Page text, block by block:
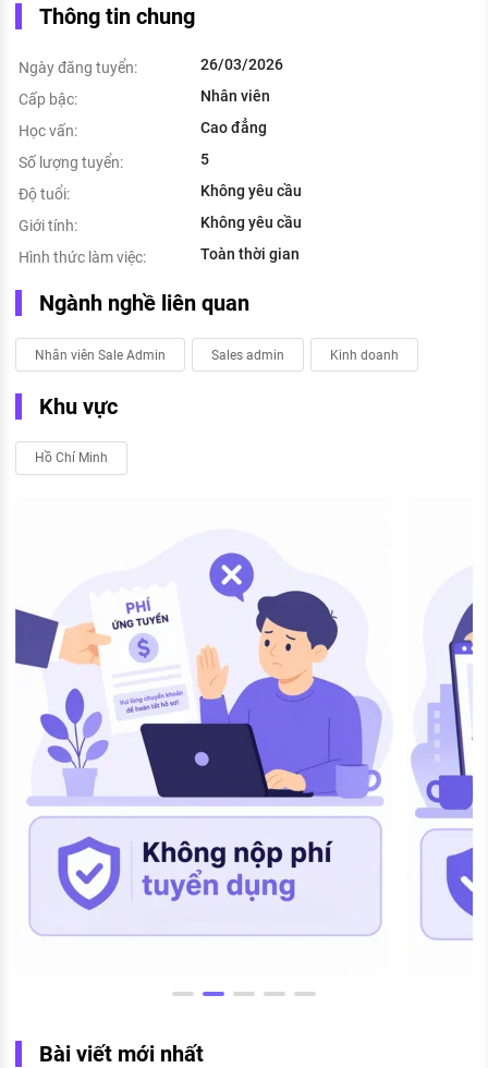
Thông tin chung
Ngày đăng tuyển:
26/03/2026
Cấp bậc:
Nhân viên
Học vấn:
Cao đẳng
Số lượng tuyển:
5
Độ tuổi:
Không yêu cầu
Giới tính:
Không yêu cầu
Hình thức làm việc:
Toàn thời gian
Ngành nghề liên quan
Nhân viên Sale Admin Sales admin Kinh doanh
Khu vực
Hồ Chí Minh
Bài viết mới nhất